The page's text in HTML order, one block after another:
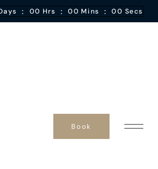
: 00 Hrs : 00 Mins : 00 Secs
Book